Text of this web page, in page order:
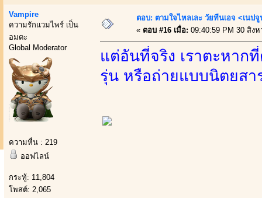
Vampire
ความรักแวมไพร์ เป็น
อมตะ
Global Moderator
ความหื่น : 219
ออฟไลน์
กระทู้: 11,804
โพสต์: 2,065
ตอบ: ตามใจไหลเละ วัยทีนเอจ <เนป
« ตอบ #16 เมื่อ: 09:40:59 PM 30 สิง
แต่อันที่จริง เราตะหาก
รุ่น หรือถ่ายแบบนิตยสา